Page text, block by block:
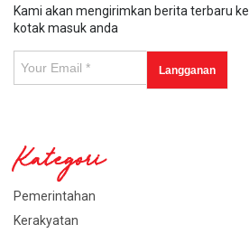
Kami akan mengirimkan berita terbaru ke
kotak masuk anda
Kategori
Pemerintahan
Kerakyatan